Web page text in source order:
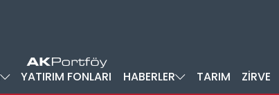
YATIRIM FONLARI HABERLER TARIM ZİRVE